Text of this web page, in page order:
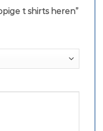
t shirts heren”